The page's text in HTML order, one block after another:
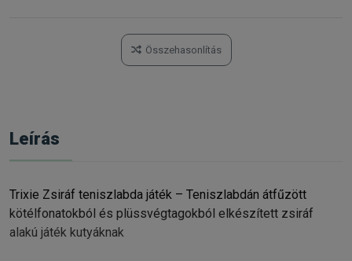
Összehasonlítás
Leírás
Trixie Zsiráf teniszlabda játék – Teniszlabdán átfűzött
kötélfonatokból és plüssvégtagokból elkészített zsiráf
alakú játék kutyáknak